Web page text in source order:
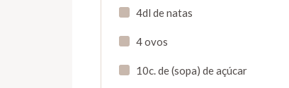
4dl de natas
4 ovos
10c. de (sopa) de açúcar